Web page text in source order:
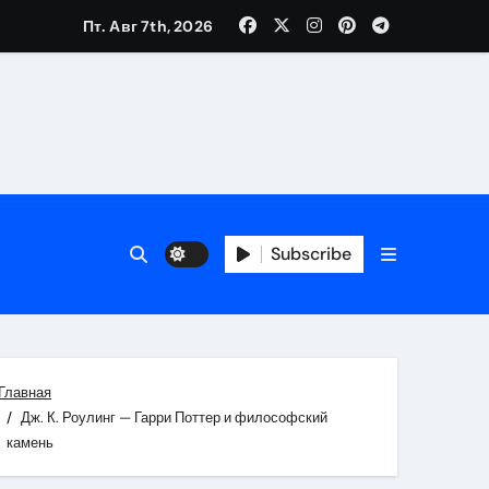
Пт. Авг 7th, 2026
Subscribe
Главная
Дж. К. Роулинг — Гарри Поттер и философский
камень